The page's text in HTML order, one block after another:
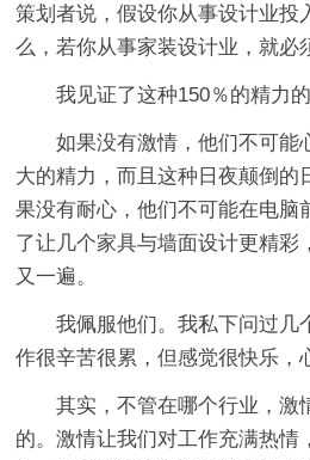
策划者说，假设你从事设计业投
么，若你从事家装设计业，就必
我见证了这种150％的精力的
如果没有激情，他们不可能
大的精力，而且这种日夜颠倒的
果没有耐心，他们不可能在电脑
了让几个家具与墙面设计更精彩
又一遍。
我佩服他们。我私下问过几
作很辛苦很累，但感觉很快乐，
其实，不管在哪个行业，激
的。激情让我们对工作充满热情